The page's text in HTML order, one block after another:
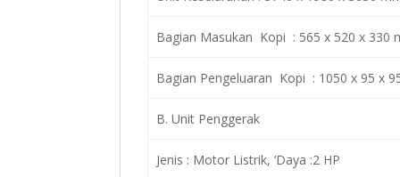
Bagian Masukan Kopi : 565 x 520 x 330
Bagian Pengeluaran Kopi : 1050 x 95 x
B. Unit Penggerak
Jenis : Motor Listrik, ‘Daya :2 HP